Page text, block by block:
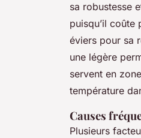
sa robustesse
puisqu’il coûte
éviers pour sa
une légère
servent en
température
Causes
Plusieurs